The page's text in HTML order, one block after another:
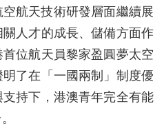
航天技術研發層面繼續展
人才的成長、儲備方面作
位航天員黎家盈圓夢太空
了在「一國兩制」制度優
持下，港澳青年完全有能